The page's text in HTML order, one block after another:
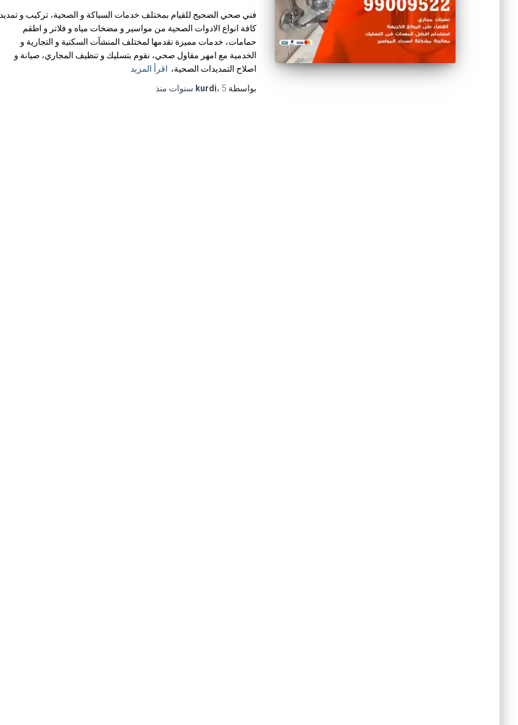
فني صحي الضجيج للقيام بمختلف خدمات السباكة و الصحية، تركيب و تمديد
كافة انواع الادوات الصحية من مواسير و مضخات مياه و فلاتر و اطقم
حمامات، خدمات مميزة نقدمها لمختلف المنشآت السكنية و التجارية و
الخدمية مع امهر مقاول صحي، نقوم بتسليك و تنظيف المجاري، صيانة و
اصلاح التمديدات الصحية، اقرأ المزيد
بواسطة
kurdi، 5 سنوات منذ